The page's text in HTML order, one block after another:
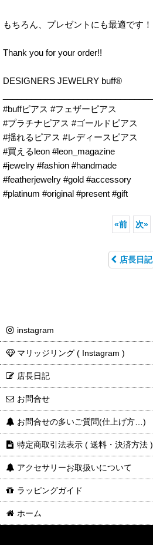
もちろん、プレゼントにも最適です！
Thank you for your order!!
DESIGNERS JEWELRY buff®︎
#buffピアス #フェザーピアス
#プラチナピアス #ゴールドピアス
#揺れるピアス #レディースピアス
#買えるleon #leon_magazine
#jewelry #fashion #handmade
#featherjewelry #gold #accessory
#platinum #original #present #gift
«前 次»
店長日記
instagram
マリッジリング ( Instagram )
店長日記
お問合せ
お問合せの多いご質問(仕上げ方…)
特定商取引法表示 ( 送料・決済方法 )
アクセサリーお取扱いについて
ラッピングガイド
ホーム